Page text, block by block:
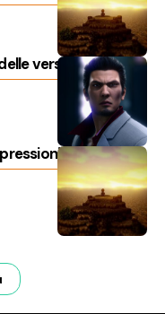
versioni Switch 2
sul prequel